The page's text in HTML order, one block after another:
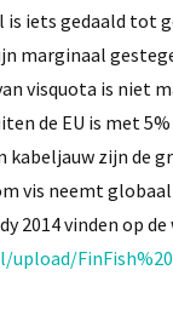
iets gedaald tot
marginaal
visquota is niet
de EU is met
kabeljauw zijn de
vis neemt
2014 vinden op